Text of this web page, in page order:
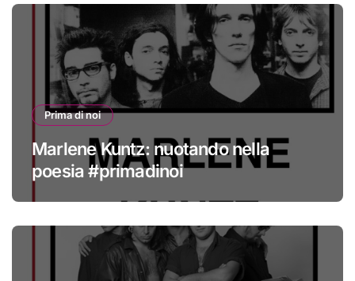
Prima di noi
Marlene Kuntz: nuotando nella
poesia #primadinoi